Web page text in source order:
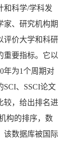
和科学/学科发
家、研究机构期
评价大学和科研
重要指标。它以
年为1个周期对
SCI、 SSCI论文
较，给出排名进
构的排序，数
该数据库被国际